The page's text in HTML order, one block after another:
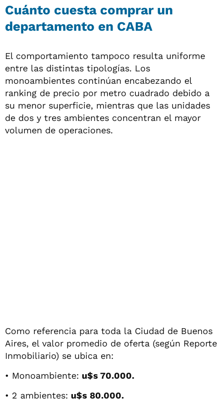
Cuánto cuesta comprar un
departamento en CABA
El comportamiento tampoco resulta uniforme
entre las distintas tipologías. Los
monoambientes continúan encabezando el
ranking de precio por metro cuadrado debido a
su menor superficie, mientras que las unidades
de dos y tres ambientes concentran el mayor
volumen de operaciones.
Como referencia para toda la Ciudad de Buenos
Aires, el valor promedio de oferta (según Reporte
Inmobiliario) se ubica en:
• Monoambiente: u$s 70.000.
• 2 ambientes: u$s 80.000.